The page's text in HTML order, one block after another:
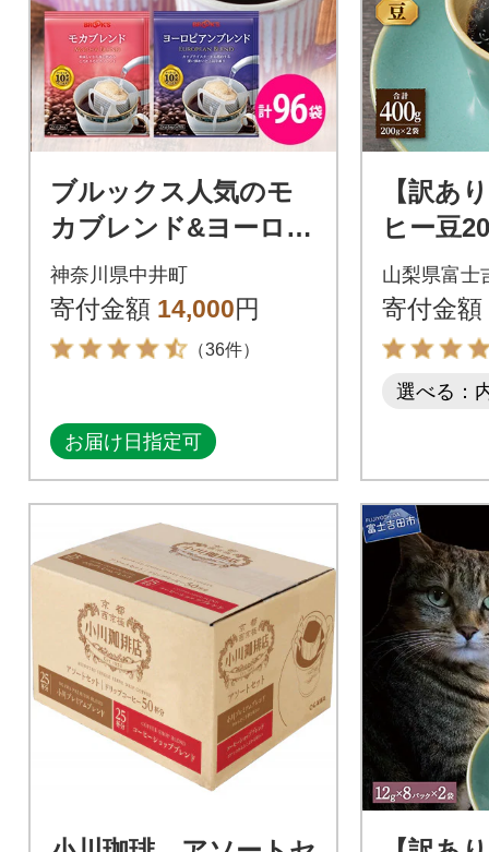
ブルックス人気のモ
カブレンド&ヨーロピ
アンブレンドセット
神奈川県中井町
寄付金額 14,000円
（36件）
お届け日指定可
【訳あ
ヒー豆
g自家焙
ャルテ
士山の
山梨県富士
寄付金額
選べる：